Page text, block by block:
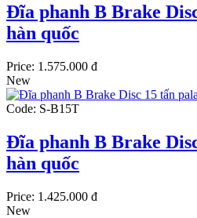
Đĩa phanh B Brake
hàn quốc
Price: 1.575.000 đ
New
Code: S-B15T
Đĩa phanh B Brake
hàn quốc
Price: 1.425.000 đ
New